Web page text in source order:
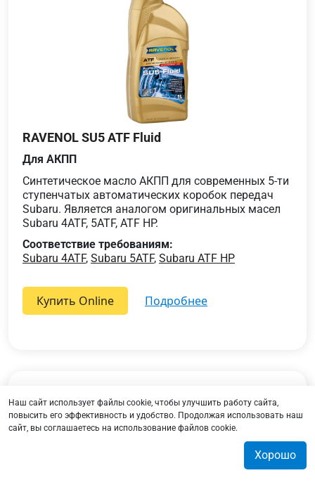
RAVENOL SU5 ATF Fluid
Для АКПП
Синтетическое масло АКПП для современных 5-ти
ступенчатых автоматических коробок передач
Subaru. Является аналогом оригинальных масел
Subaru 4ATF, 5ATF, ATF HP.
Соответствие требованиям:
Subaru 4ATF, Subaru 5ATF, Subaru ATF HP
Купить Online подробнее
Гидравлическая система сцепления,
тормозная
Наш сайт использует файлы cookie, чтобы улучшить работу сайта,
повысить его эффективность и удобство. Продолжая использовать наш
сайт, вы соглашаетесь на использование файлов cookie.
Хорошо